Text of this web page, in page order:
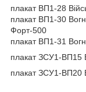
плакат ВП1-28
плакат ВП1-30
Форт-500
плакат ВП1-31
плакат ЗСУ1-ВП15
плакат ЗСУ1-ВП20